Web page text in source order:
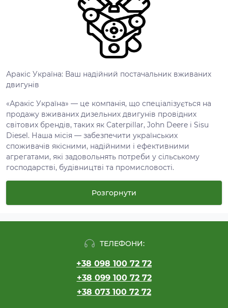
Аракіс Україна: Ваш надійний постачальник вживаних
двигунів
«Аракіс Україна» — це компанія, що спеціалізується на
продажу вживаних дизельних двигунів провідних
світових брендів, таких як Caterpillar, John Deere і Sisu
Diesel. Наша місія — забезпечити українських
споживачів якісними, надійними і ефективними
агрегатами, які задовольнять потреби у сільському
господарстві, будівництві та промисловості.
підприємств, адже вони забезпечують високий рівень
продуктивності за значно нижчою ціною, ніж нові. Наша
Чому варто обрати вживані двигуни?
Переваги вживаних двигунів
Економічна вигода: Вживані двигуни значно дешевші за
Розгорнути
ТЕЛЕФОНИ:
+38 098 100 72 72
+38 099 100 72 72
+38 073 100 72 72